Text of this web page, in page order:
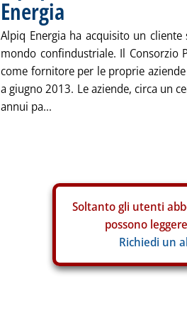
Energia
Alpiq Energia ha acquisito un
mondo confindustriale. Il Consorzio
come fornitore per le proprie
a giugno 2013. Le aziende, circa un
annui pa...
Soltanto gli utenti
possono
Richiedi un